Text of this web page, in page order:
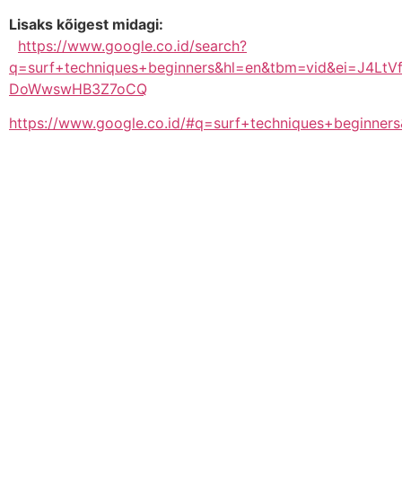
Lisaks kõigest midagi:
https://www.google.co.id/search?
DoWwswHB3Z7oCQ
https://www.google.co.id/